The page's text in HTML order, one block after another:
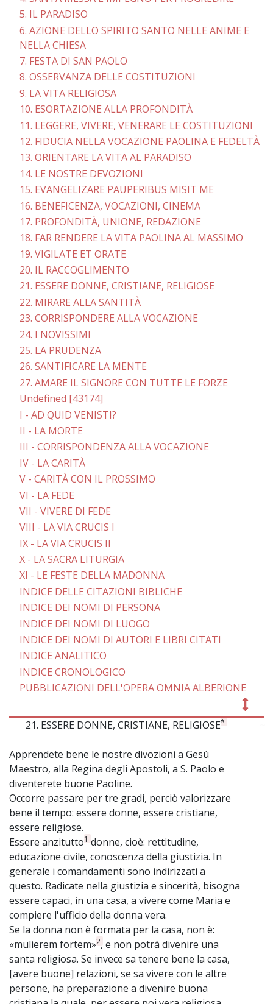
5. IL PARADISO
6. AZIONE DELLO SPIRITO SANTO NELLE ANIME E
NELLA CHIESA
7. FESTA DI SAN PAOLO
8. OSSERVANZA DELLE COSTITUZIONI
9. LA VITA RELIGIOSA
10. ESORTAZIONE ALLA PROFONDITÀ
11. LEGGERE, VIVERE, VENERARE LE COSTITUZIONI
12. FIDUCIA NELLA VOCAZIONE PAOLINA E FEDELTÀ
13. ORIENTARE LA VITA AL PARADISO
14. LE NOSTRE DEVOZIONI
15. EVANGELIZARE PAUPERIBUS MISIT ME
16. BENEFICENZA, VOCAZIONI, CINEMA
17. PROFONDITÀ, UNIONE, REDAZIONE
18. FAR RENDERE LA VITA PAOLINA AL MASSIMO
19. VIGILATE ET ORATE
20. IL RACCOGLIMENTO
21. ESSERE DONNE, CRISTIANE, RELIGIOSE
22. MIRARE ALLA SANTITÀ
23. CORRISPONDERE ALLA VOCAZIONE
24. I NOVISSIMI
25. LA PRUDENZA
26. SANTIFICARE LA MENTE
27. AMARE IL SIGNORE CON TUTTE LE FORZE
Undefined [43174]
I - AD QUID VENISTI?
II - LA MORTE
III - CORRISPONDENZA ALLA VOCAZIONE
IV - LA CARITÀ
V - CARITÀ CON IL PROSSIMO
VI - LA FEDE
VII - VIVERE DI FEDE
VIII - LA VIA CRUCIS I
IX - LA VIA CRUCIS II
X - LA SACRA LITURGIA
XI - LE FESTE DELLA MADONNA
INDICE DELLE CITAZIONI BIBLICHE
INDICE DEI NOMI DI PERSONA
INDICE DEI NOMI DI LUOGO
INDICE DEI NOMI DI AUTORI E LIBRI CITATI
INDICE ANALITICO
INDICE CRONOLOGICO
PUBBLICAZIONI DELL'OPERA OMNIA ALBERIONE
21. ESSERE DONNE, CRISTIANE, RELIGIOSE*
Apprendete bene le nostre divozioni a Gesù
Maestro, alla Regina degli Apostoli, a S. Paolo e
diventerete buone Paoline.
Occorre passare per tre gradi, perciò valorizzare
bene il tempo: essere donne, essere cristiane,
essere religiose.
Essere anzitutto1 donne, cioè: rettitudine,
educazione civile, conoscenza della giustizia. In
generale i comandamenti sono indirizzati a
questo. Radicate nella giustizia e sincerità, bisogna
essere capaci, in una casa, a vivere come Maria e
compiere l'ufficio della donna vera.
Se la donna non è formata per la casa, non è:
«mulierem fortem»2, e non potrà divenire una
santa religiosa. Se invece sa tenere bene la casa,
[avere buone] relazioni, se sa vivere con le altre
persone, ha preparazione a divenire buona